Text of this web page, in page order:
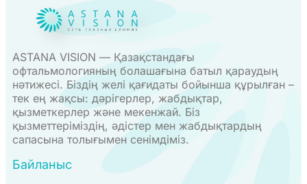
ASTANA VISION — Қазақстандағы
офтальмологияның болашағына батыл қараудың
нәтижесі. Біздің желі қағидаты бойынша құрылған –
тек ең жақсы: дәрігерлер, жабдықтар,
қызметкерлер және мекенжай. Біз
қызметтеріміздің, әдістер мен жабдықтардың
сапасына толығымен сенімдіміз.
Байланыс